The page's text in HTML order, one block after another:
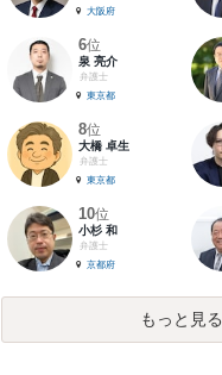
大阪府
6位
泉 亮介
弁護士
東京都
8位
大橋 卓生
弁護士
東京都
10位
小杉 和
弁護士
京都府
もっと見る